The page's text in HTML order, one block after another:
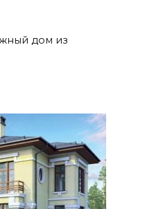
дом из